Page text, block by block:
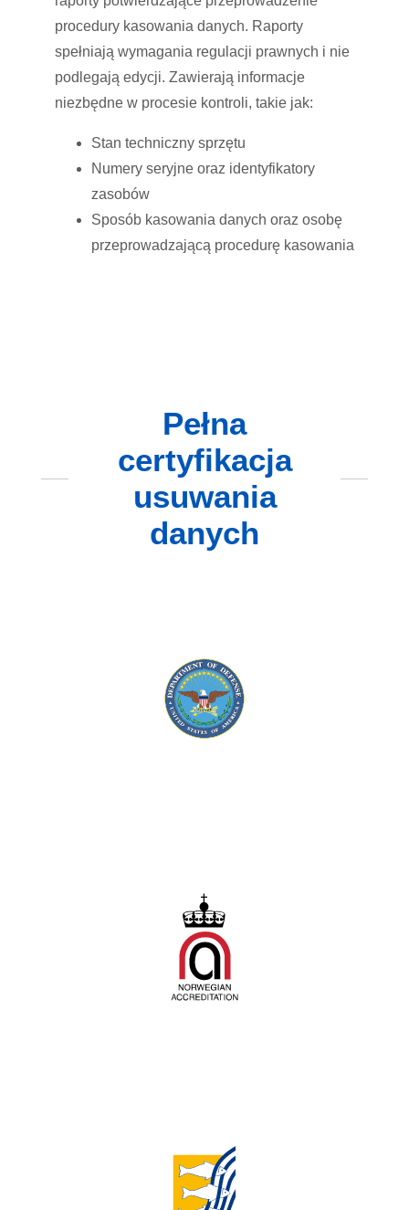
procedury kasowania danych. Raporty
spełniają wymagania regulacji prawnych i nie
podlegają edycji. Zawierają informacje
niezbędne w procesie kontroli, takie jak:
Stan techniczny sprzętu
Numery seryjne oraz identyfikatory
zasobów
Sposób kasowania danych oraz osobę
przeprowadzającą procedurę kasowania
Pełna
certyfikacja
usuwania
danych